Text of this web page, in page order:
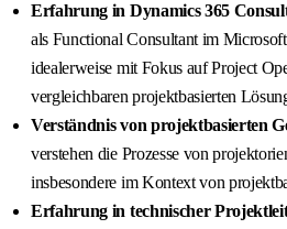
Erfahrung in Dynamics 365
als Functional Consultant im
idealerweise mit Fokus auf Project
vergleichbaren projektbasierten
Verständnis von projektbasierten
verstehen die Prozesse von
insbesondere im Kontext von
Erfahrung in technischer